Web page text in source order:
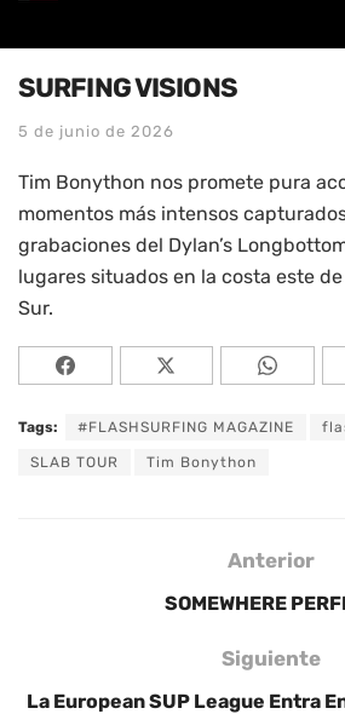
SURFING VISIONS
5 de junio de 2026
Tim Bonython nos promete pura
momentos más intensos
grabaciones del Dylan’s
lugares situados en la costa este
Sur.
Tags: #FLASHSURFING MAGAZINE
SLAB TOUR Tim Bonython
Anterior
SOMEWHERE
Siguiente
La European SUP League Entra